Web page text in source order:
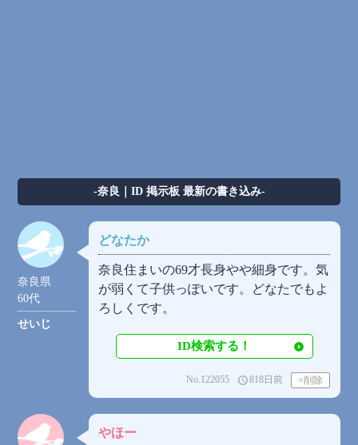
-奈良｜ID 掲示板 最新の書き込み-
奈良県
60代
せいじ
どなたか
奈良住まいの69才長身やや細身です。気
が弱くて子供っぽいです。どなたでもよ
ろしくです。
ID検索する！
access_time818日前
No.122055
やほー